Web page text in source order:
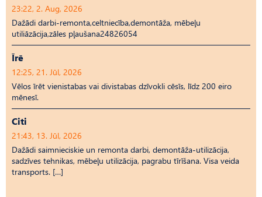
23:22, 2. Aug, 2026
Dažādi darbi-remonta,celtniecība,demontāža, mēbeļu
utiliāzācija,zāles pļaušana24826054
Īrē
12:25, 21. Jūl, 2026
Vēlos īrēt vienistabas vai divistabas dzīvokli cēsīs, līdz 200 eiro
mēnesī.
Citi
21:43, 13. Jūl, 2026
Dažādi saimnieciskie un remonta darbi, demontāža-utilizācija,
sadzīves tehnikas, mēbeļu utilizācija, pagrabu tīrīšana. Visa veida
transports. […]